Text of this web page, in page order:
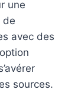
une
de
avec des
sources.